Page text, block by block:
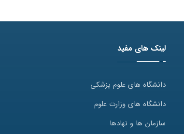
لینک های مفید
دانشگاه های علوم پزشکی
دانشگاه های وزارت علوم
سازمان ها و نهادها